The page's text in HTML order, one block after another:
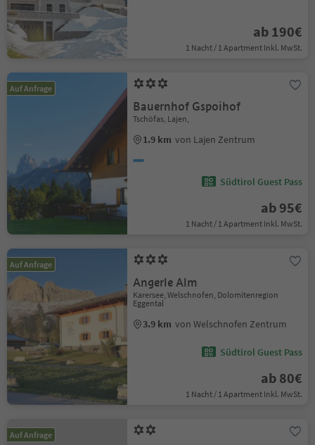
ab 190€
1 Nacht / 1 Apartment Inkl. MwSt.
Auf Anfrage
Bauernhof Gspoihof
Tschöfas, Lajen,
1.9 km von Lajen Zentrum
Südtirol Guest Pass
ab 95€
1 Nacht / 1 Apartment Inkl. MwSt.
Auf Anfrage
Angerle Alm
Karersee, Welschnofen, Dolomitenregion
Eggental
3.9 km von Welschnofen Zentrum
Südtirol Guest Pass
ab 80€
1 Nacht / 1 Apartment Inkl. MwSt.
Auf Anfrage